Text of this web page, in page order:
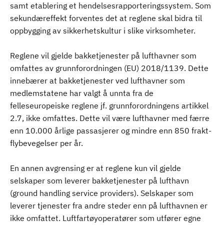
samt etablering et hendelsesrapporteringssystem. Som
sekundæreffekt forventes det at reglene skal bidra til
oppbygging av sikkerhetskultur i slike virksomheter.
Reglene vil gjelde bakketjenester på lufthavner som
omfattes av grunnforordningen (EU) 2018/1139. Dette
innebærer at bakketjenester ved lufthavner som
medlemstatene har valgt å unnta fra de
felleseuropeiske reglene jf. grunnforordningens artikkel
2.7, ikke omfattes. Dette vil være lufthavner med færre
enn 10.000 årlige passasjerer og mindre enn 850 frakt-
flybevegelser per år.
En annen avgrensing er at reglene kun vil gjelde
selskaper som leverer bakketjenester på lufthavn
(ground handling service providers). Selskaper som
leverer tjenester fra andre steder enn på lufthavnen er
ikke omfattet. Luftfartøyoperatører som utfører egne